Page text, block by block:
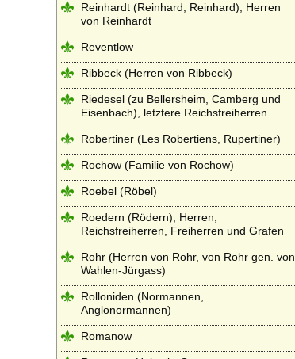
Reinhardt (Reinhard, Reinhard), Herren
von Reinhardt
Reventlow
Ribbeck (Herren von Ribbeck)
Riedesel (zu Bellersheim, Camberg und
Eisenbach), letztere Reichsfreiherren
Robertiner (Les Robertiens, Rupertiner)
Rochow (Familie von Rochow)
Roebel (Röbel)
Roedern (Rödern), Herren,
Reichsfreiherren, Freiherren und Grafen
Rohr (Herren von Rohr, von Rohr gen. von
Wahlen-Jürgass)
Rolloniden (Normannen,
Anglonormannen)
Romanow